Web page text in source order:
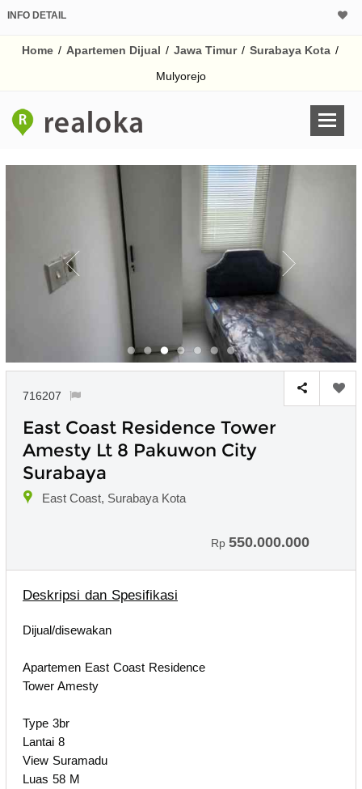
INFO DETAIL
Home / Apartemen Dijual / Jawa Timur / Surabaya Kota /
Mulyorejo
716207
East Coast Residence Tower
Amesty Lt 8 Pakuwon City
Surabaya
East Coast, Surabaya Kota
Rp 550.000.000
Deskripsi dan Spesifikasi
Dijual/disewakan
Apartemen East Coast Residence
Tower Amesty
Type 3br
Lantai 8
View Suramadu
Luas 58 M
Harga Rp
% /th
Untuk hasil simulasi
pada kotak-